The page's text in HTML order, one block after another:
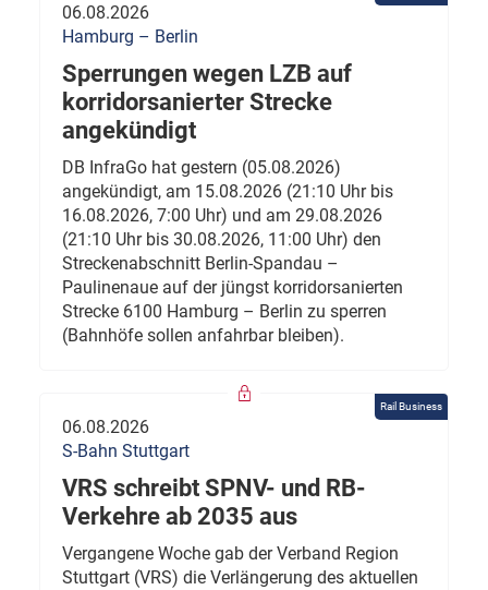
06.08.2026
Hamburg – Berlin
Sperrungen wegen LZB auf
korridorsanierter Strecke
angekündigt
DB InfraGo hat gestern (05.08.2026)
angekündigt, am 15.08.2026 (21:10 Uhr bis
16.08.2026, 7:00 Uhr) und am 29.08.2026
(21:10 Uhr bis 30.08.2026, 11:00 Uhr) den
Streckenabschnitt Berlin-Spandau –
Paulinenaue auf der jüngst korridorsanierten
Strecke 6100 Hamburg – Berlin zu sperren
(Bahnhöfe sollen anfahrbar bleiben).
Rail Business
06.08.2026
S-Bahn Stuttgart
VRS schreibt SPNV- und RB-
Verkehre ab 2035 aus
Vergangene Woche gab der Verband Region
Stuttgart (VRS) die Verlängerung des aktuellen